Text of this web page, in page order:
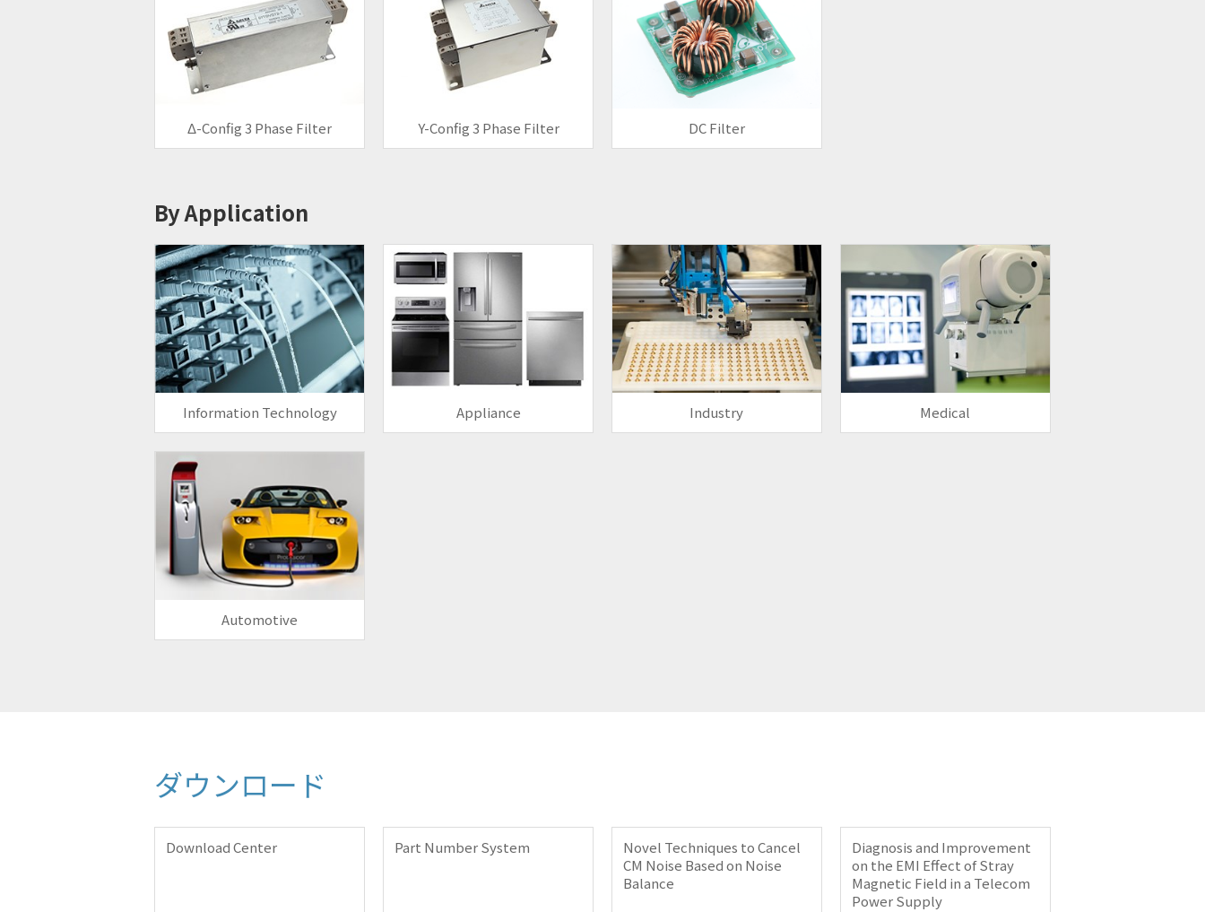
Δ-Config 3 Phase Filter Y-Config 3 Phase Filter DC Filter
By Application
Information Technology Appliance Industry Medical
Automotive
ダウンロード
Download Center Part Number System
Novel Techniques to Cancel
CM Noise Based on Noise
Balance
Diagnosis and Improvement
on the EMI Effect of Stray
Magnetic Field in a Telecom
Power Supply